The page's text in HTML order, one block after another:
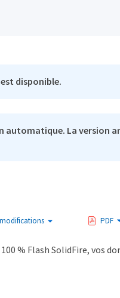
disponible.
automatique. La version
PDF
% Flash SolidFire, vos